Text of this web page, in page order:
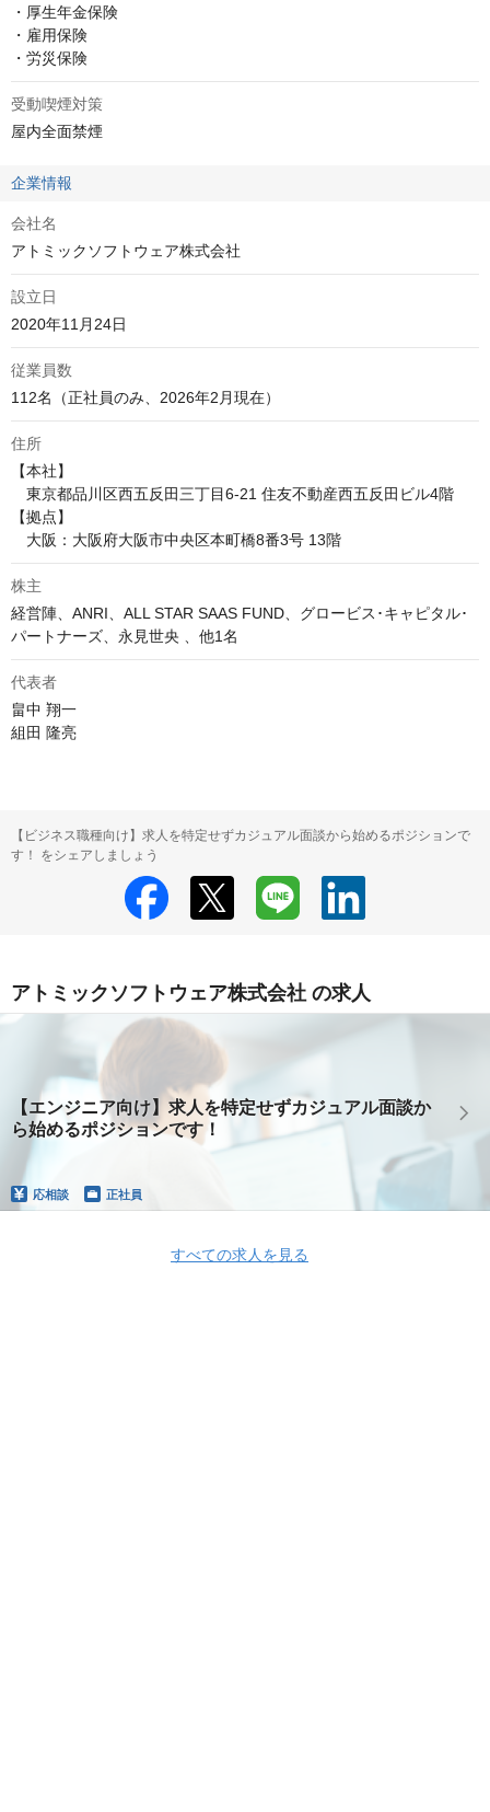
・厚生年金保険
・雇用保険
・労災保険
受動喫煙対策
屋内全面禁煙
企業情報
会社名
アトミックソフトウェア株式会社
設立日
2020年11月24日
従業員数
112名（正社員のみ、2026年2月現在）
住所
【本社】
東京都品川区西五反田三丁目6-21 住友不動産西五反田ビル4階
【拠点】
大阪：大阪府大阪市中央区本町橋8番3号 13階
株主
経営陣、ANRI、ALL STAR SAAS FUND、グロービス･キャピタル･
パートナーズ、永見世央 、他1名
代表者
畠中 翔一
組田 隆亮
【ビジネス職種向け】求人を特定せずカジュアル面談から始めるポジションで
す！ をシェアしましょう
アトミックソフトウェア株式会社 の求人
【エンジニア向け】求人を特定せずカジュアル面談か
ら始めるポジションです！
応相談 正社員
すべての求人を見る